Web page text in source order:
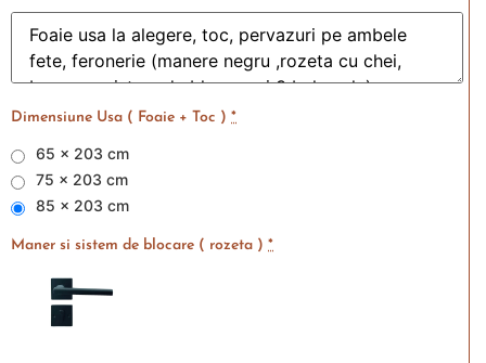
Dimensiune Usa ( Foaie + Toc ) *
65 x 203 cm
75 x 203 cm
85 x 203 cm
Maner si sistem de blocare ( rozeta ) *